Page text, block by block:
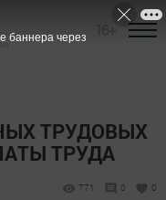
ТРУДОВЫХ
ТРУДА
771 0 0
баннера через